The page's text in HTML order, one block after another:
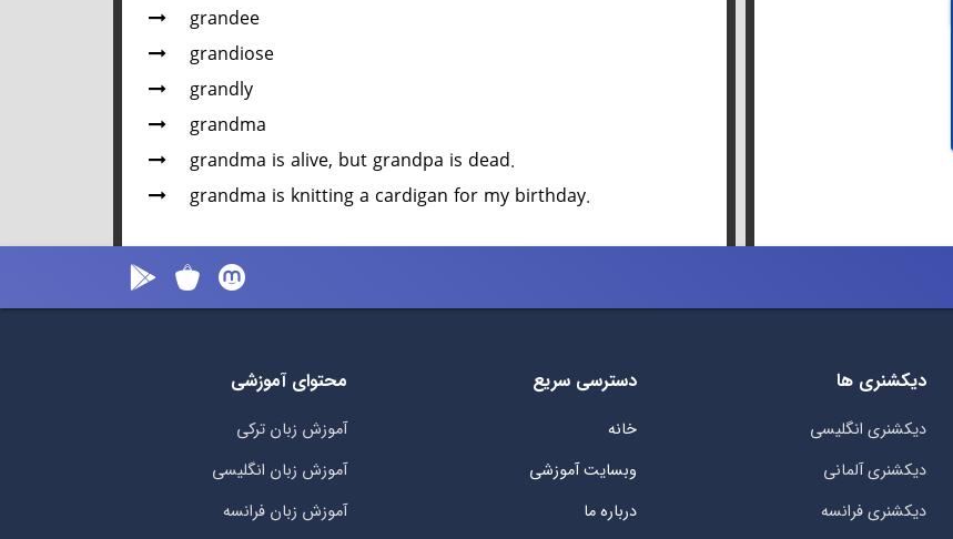
grandee
grandiose
grandly
grandma
grandma is alive, but grandpa is dead.
grandma is knitting a cardigan for my birthday.
دیکشنری ها
دیکشنری انگلیسی
دیکشنری آلمانی
دیکشنری فرانسه
دسترسی سریع
خانه
وبسایت آموزشی
درباره ما
محتوای آموزشی
آموزش زبان ترکی
آموزش زبان انگلیسی
آموزش زبان فرانسه